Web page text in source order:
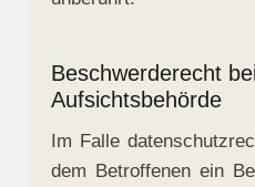
Beschwerderecht
Aufsichtsbehörde
Im Falle
dem Betroffenen ein